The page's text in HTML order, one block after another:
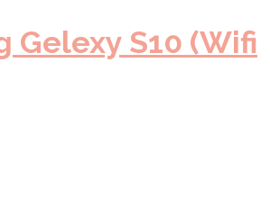
Gelexy S10 (Wifi